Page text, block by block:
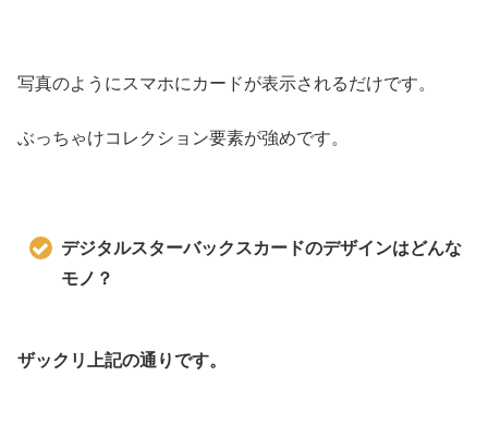
写真のようにスマホにカードが表示されるだけです。
ぶっちゃけコレクション要素が強めです。
デジタルスターバックスカードのデザインはどんな
モノ？
ザックリ上記の通りです。